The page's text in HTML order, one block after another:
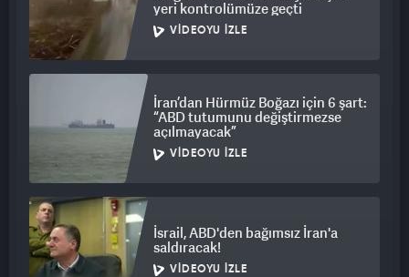
yeri kontrolümüze geçti
VIDEOYU İZLE
İran’dan Hürmüz Boğazı için 6 şart:
“ABD tutumunu değiştirmezse
açılmayacak”
VIDEOYU İZLE
İsrail, ABD'den bağımsız İran'a
saldıracak!
VIDEOYU İZLE